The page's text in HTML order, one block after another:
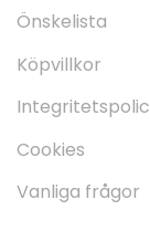
Önskelista
Köpvillkor
Cookies
Vanliga frågor